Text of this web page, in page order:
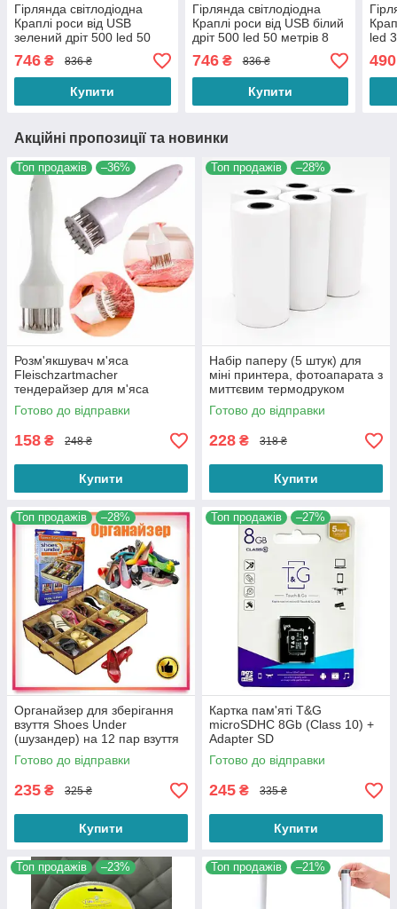
Гірлянда світлодіодна
Краплі роси від USB
зелений дріт 500 led 50
метрів 8 режимів світіння
(холодний білий)
746 ₴ 836 ₴
Купити
Гірлянда світлодіодна
Краплі роси від USB білий
дріт 500 led 50 метрів 8
режимів світіння
(холодний білий)
746₴ 836 ₴
Купити
led
490
Акційні пропозиції та новинки
Топ продажів –36%
Розм'якшувач м'яса
Fleischzartmacher
тендерайзер для м'яса
Готово до відправки
158 ₴ 248 ₴
Купити
Топ продажів –28%
Набір паперу (5 штук) для
міні принтера, фотоапарата з
миттєвим термодруком
(папір для термодруку)
Готово до відправки
228 ₴ 318 ₴
Купити
Топ продажів –28%
Органайзер для зберігання
взуття Shoes Under
(шузандер) на 12 пар взуття
Готово до відправки
235 ₴ 325 ₴
Купити
Топ продажів –27%
Картка пам'яті T&G
microSDHC 8Gb (Class 10) +
Adapter SD
Готово до відправки
245 ₴ 335 ₴
Купити
Топ продажів –23% Топ продажів –21%